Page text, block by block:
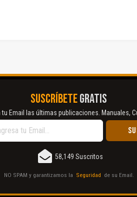
SUSCRÍBETEGRATIS
tu Email las últimas publicaciones. Manuales,
58,149 Suscritos
NO SPAM y garantizamos la Seguridad de su Email.